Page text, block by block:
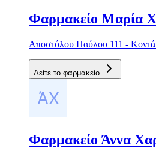
Φαρμακείο Μαρία
Αποστόλου Παύλου 111 -
Δείτε το φαρμακείο
Φαρμακείο Άννα